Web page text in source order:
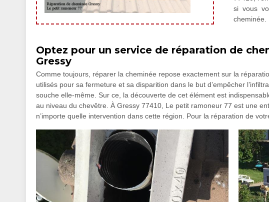
si vous
cheminée.
Optez pour un service de réparation de
Gressy
Comme toujours, réparer la cheminée repose exactement sur la
utilisés pour sa fermeture et sa disparition dans le but d’empêcher
souche elle-même. Sur ce, la découverte de cet élément est
au niveau du chevêtre. À Gressy 77410, Le petit ramoneur 77 est une
n’importe quelle intervention dans cette région. Pour la réparation de